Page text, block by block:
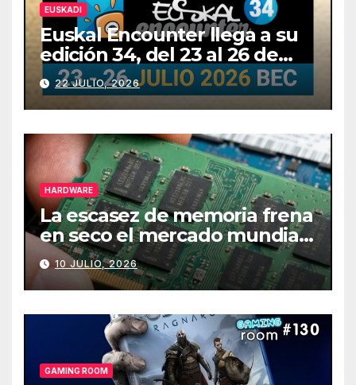
EUSKADI
Euskal Encounter llega a su
edición 34, del 23 al 26 de
julio
22 JULIO, 2026
HARDWARE
La escasez de memoria frena
en seco el mercado mundial
de PCs
10 JULIO, 2026
GAMING ROOM